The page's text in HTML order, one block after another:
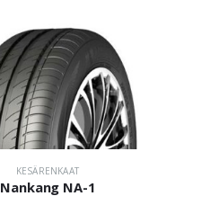
KESÄRENKAAT
Nankang NA-1